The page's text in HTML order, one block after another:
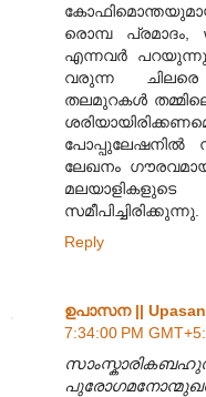
രൊമ്പ പ്രമാദം,
എന്നവര്‍
വരുന്ന
തലമുറകള്‍
പോപ്പുലേഷനില്‍
ലേഖനം
സമീപിച്ചിരിക്കുന്നു.
Reply
ഉപാസന ||
7:34:00 PM